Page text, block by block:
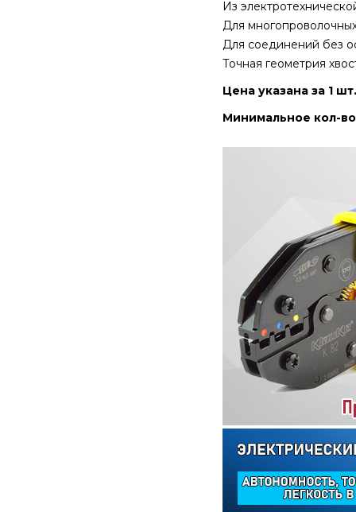
Из
Для
Для соединений без
Точная геометрия
Цена указана за 1 шт.
Минимальное кол-